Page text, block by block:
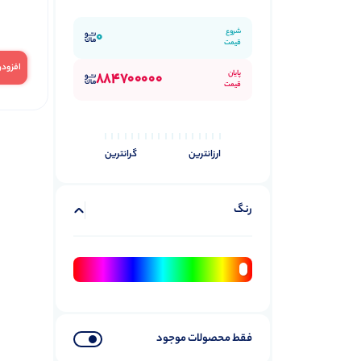
شروع
قیمت
0
پایان
قیمت
884700000
ارزانترین گرانترین
رنگ
فقط محصولات موجود